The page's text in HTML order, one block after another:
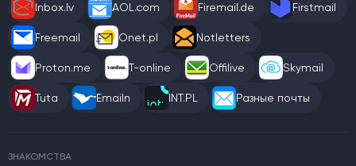
Inbox.lv AOL.com Firemail.de Firstmail
Freemail Onet.pl Notletters
Proton.me T-online Offilive Skymail
Tuta Emailn INT.PL Разные почты
ЗНАКОМСТВА